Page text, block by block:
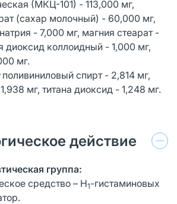
(МКЦ-101) - 113,000 мг,
(сахар молочный) - 60,000 мг,
- 7,000 мг, магния стеарат -
диоксид коллоидный - 1,000 мг,
мг.
поливиниловый спирт - 2,814 мг,
мг, титана диоксид - 1,248 мг.
действие
группа:
средство – H1-гистаминовых